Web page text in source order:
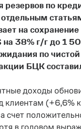
по
на
38% г/г до 1
по
БЦК
доходы
клиентам (+6,6%
в годовом